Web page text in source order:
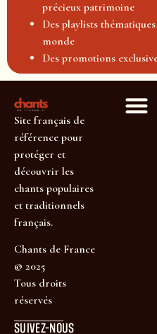
précieux patrimoine
Des playlists
monde
Des promotions
Site français de
référence pour
protéger et
découvrir les
chants populaires
et traditionnels
français.
Chants de France
© 2025
Tous droits
réservés
SUIVEZ-NOUS